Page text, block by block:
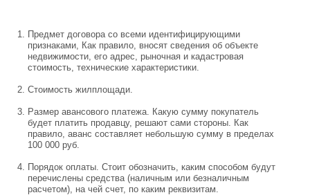
Предмет договора со всеми идентифицирующими
признаками, Как правило, вносят сведения об объекте
недвижимости, его адрес, рыночная и кадастровая
стоимость, технические характеристики.
Стоимость жилплощади.
Размер авансового платежа. Какую сумму покупатель
будет платить продавцу, решают сами стороны. Как
правило, аванс составляет небольшую сумму в пределах
100 000 руб.
Порядок оплаты. Стоит обозначить, каким способом будут
перечислены средства (наличным или безналичным
расчетом), на чей счет, по каким реквизитам.